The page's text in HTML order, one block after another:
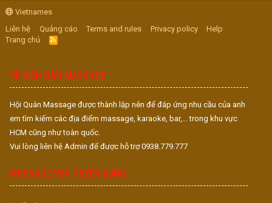
Vietnames
Liên hệ
Quảng cáo Terms and rules Privacy policy
Help
Trang chủ
R
S
VỀ DIỄN ĐÀN MASSAGE
Hội Quán Massage được thành lập nên để đáp ứng nhu cầu của anh
em tìm kiếm các địa điểm massage, karaoke, bar,... trong khu vực
HCM cũng như toàn quốc.
Vui lòng liên hệ Admin để được hỗ trợ 0938.779.777
MASSAGE VUA TUYỂN DỤNG